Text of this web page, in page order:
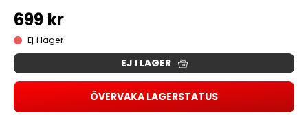
699 kr
Ej i lager
EJ I LAGER
ÖVERVAKA LAGERSTATUS